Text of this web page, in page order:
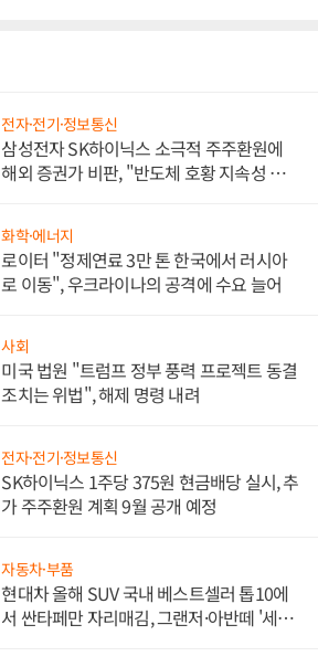
전자·전기·정보통신
삼성전자 SK하이닉스 소극적 주주환원에
해외 증권가 비판, "반도체 호황 지속성 의
화학·에너지
로이터 "정제연료 3만 톤 한국에서 러시아
로 이동", 우크라이나의 공격에 수요 늘어
사회
미국 법원 "트럼프 정부 풍력 프로젝트 동결
조치는 위법", 해제 명령 내려
전자·전기·정보통신
SK하이닉스 1주당 375원 현금배당 실시, 추
가 주주환원 계획 9월 공개 예정
자동차·부품
현대차 올해 SUV 국내 베스트셀러 톱10에
서 싼타페만 자리매김, 그랜저·아반떼 '세단